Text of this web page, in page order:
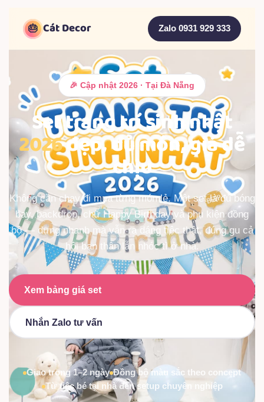
🎂 Cát Decor Zalo 0931 929 333
🎉 Cập nhật 2026 · Tại Đà Nẵng
Set trang trí sinh nhật
2026đẹp, đủ món, giá dễ
chịu
Không cần chạy đi mua từng món lẻ. Một set là đủ bóng
bay, backdrop, chữ Happy Birthday và phụ kiện đồng
bộ — dựng nhanh mà vẫn ra dáng tiệc thật, đúng gu cả
hội bạn thân lẫn nhóc tì ở nhà.
Xem bảng giá set
Nhắn Zalo tư vấn
Giao trong 1–2 ngày Đồng bộ màu sắc theo concept
Từ tiệc bé tại nhà đến setup chuyên nghiệp